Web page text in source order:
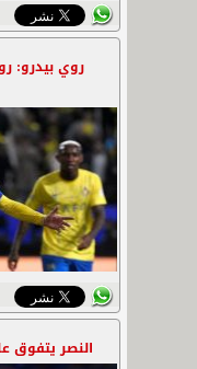
روي بيدرو:
النصر يتفوق